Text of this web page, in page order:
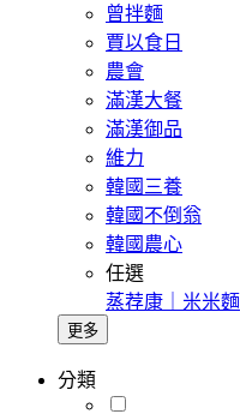
曾拌麵
賈以食日
農會
滿漢大餐
滿漢御品
維力
韓國三養
韓國不倒翁
韓國農心
任選
蒸荐康｜米米麵
更多
分類